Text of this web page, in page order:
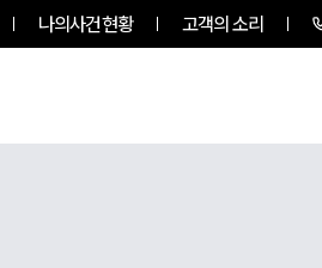
나의사건현황 고객의 소리